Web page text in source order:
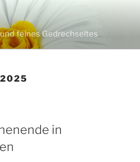
feines Gedrechseltes
in